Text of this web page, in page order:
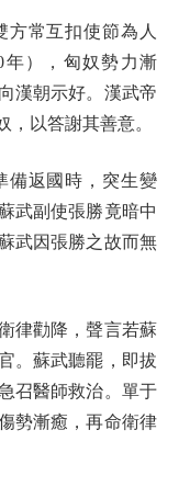
常互扣使節為人
年），匈奴勢力漸
漢朝示好。漢武帝
以答謝其善意。
返國時，突生變
武副使張勝竟暗中
武因張勝之故而無
勸降，聲言若蘇
。蘇武聽罷，即拔
召醫師救治。單于
勢漸癒，再命衛律